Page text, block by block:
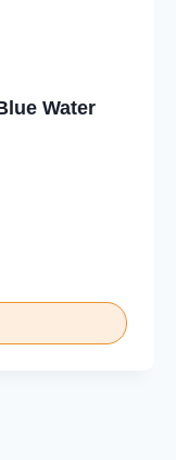
Water